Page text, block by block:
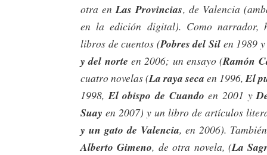
otra enLas Provincias, de Valencia
en la edición digital). Como narrador,
libros de cuentos (Pobres del Silen 1989
y del norte en 2006; un ensayo (Ramón
cuatro novelas (La raya seca en 1996,El
1998, El obispo de Cuando en 2001 y
Suay en 2007) y un libro de artículos
y un gato de Valencia, en 2006).
Alberto Gimeno, de otra novela, (La